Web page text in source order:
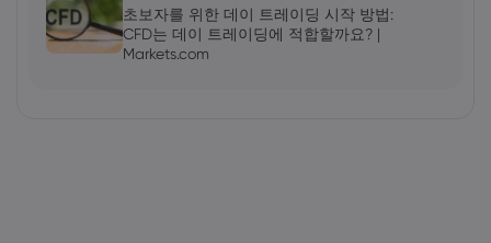
초보자를 위한 데이 트레이딩 시작 방법:
CFD는 데이 트레이딩에 적합할까요? |
Markets.com